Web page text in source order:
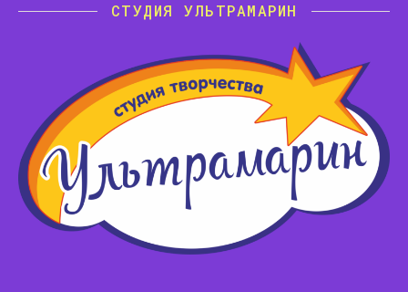
СТУДИЯ УЛЬТРАМАРИН